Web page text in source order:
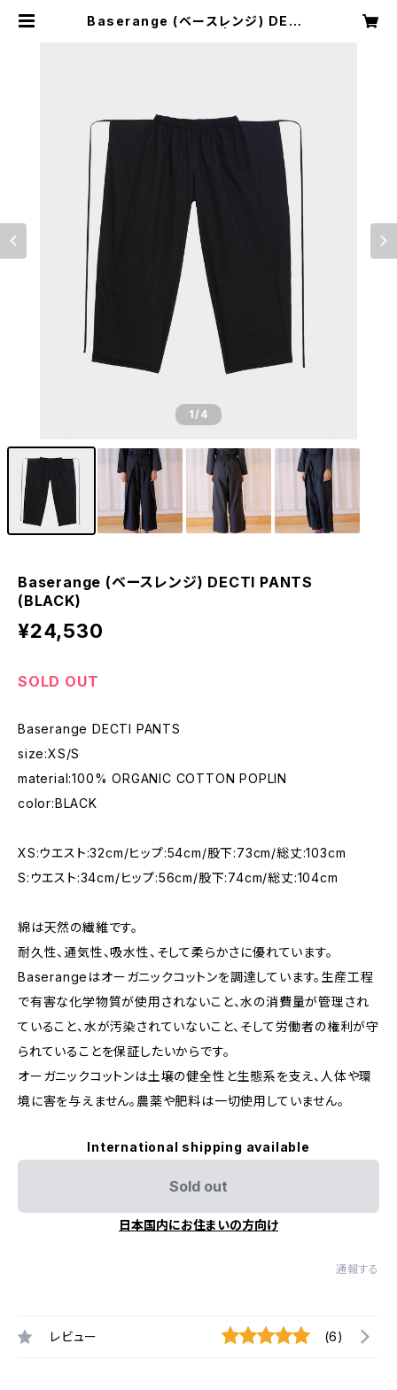
Baserange (ベースレンジ) DECT
1/4
Baserange (ベースレンジ) DECTI PANTS
(BLACK)
¥24,530
SOLD OUT
Baserange DECTI PANTS
size:XS/S
material:100% ORGANIC COTTON POPLIN
color:BLACK
XS:ウエスト:32cm/ヒップ:54cm/股下:73cm/総丈:103cm
S:ウエスト:34cm/ヒップ:56cm/股下:74cm/総丈:104cm
綿は天然の繊維です。
耐久性、通気性、吸水性、そして柔らかさに優れています。
Baserangeはオーガニックコットンを調達しています。生産工程
で有害な化学物質が使用されないこと、水の消費量が管理され
ていること、水が汚染されていないこと、そして労働者の権利が守
られていることを保証したいからです。
オーガニックコットンは土壌の健全性と生態系を支え、人体や環
境に害を与えません。農薬や肥料は一切使用していません。
International shipping available
Sold out
日本国内にお住まいの方向け
通報する
レビュー (6)